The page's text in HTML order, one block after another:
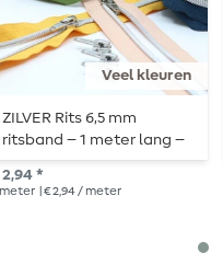
Veel kleuren
ZILVER Rits 6,5 mm
ritsband – 1 meter lang –
gemetalliseerd
2,94 *
meter | € 2,94 / meter